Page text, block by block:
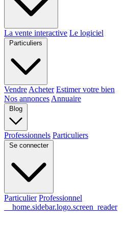
La vente interactive Le logiciel
Particuliers
Vendre Acheter Estimer votre bien
Nos annonces Annuaire
Blog
Professionnels Particuliers
Se connecter
Particulier Professionnel
__home.sidebar.logo.screen_reader